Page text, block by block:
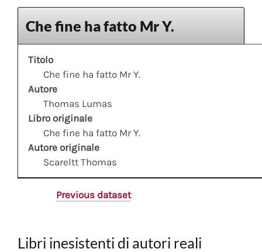
Che fine ha fatto Mr Y.
Titolo
Che fine ha fatto Mr Y.
Autore
Thomas Lumas
Libro originale
Che fine ha fatto Mr Y.
Autore originale
Scareltt Thomas
Previous dataset
Libri inesistenti di autori reali